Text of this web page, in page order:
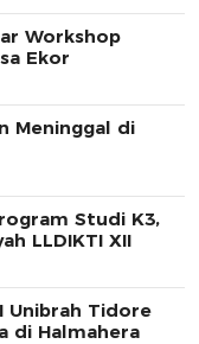
Workshop
Ekor
Meninggal di
Studi K3,
LLDIKTI XII
Unibrah Tidore
di Halmahera